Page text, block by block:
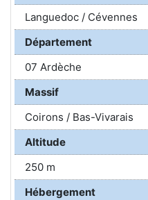
Languedoc / Cévennes
Département
07 Ardèche
Massif
Coirons / Bas-Vivarais
Altitude
250 m
Hébergement